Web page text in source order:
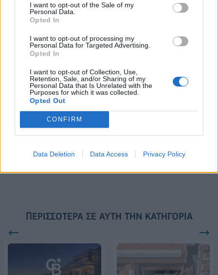
I want to opt-out of the Sale of my
Personal Data.
Opted In
I want to opt-out of processing my
Personal Data for Targeted Advertising.
Opted In
I want to opt-out of Collection, Use,
Retention, Sale, and/or Sharing of my
Personal Data that Is Unrelated with the
Purposes for which it was collected.
Opted Out
CONFIRM
Data Deletion Data Access Privacy Policy
Η συμφωνία Arval-Athlon αναδιαμορφώνει την αγορά leasing
VW: Η δύσκολη εξίσωση της
αναδιάρθρωσης
18η συνεχόμενη χρονιά για τον
Alpha Bank: Για πρώτη φορά το Αρχαίο Θέατρο Επιδαύρου άνοιξε τις
πύλες του σε όλους
ESG Report 2025: Πώς η ΑΒ Βασιλόπουλος μετατρέπει τη
βιωσιμότητα σε καθημερινή πράξη
ΠΕΡΙΣΣΌΤΕΡΑ ΣΕ ΑΥΤΉ ΤΗΝ ΚΑΤΗΓΟΡΊΑ